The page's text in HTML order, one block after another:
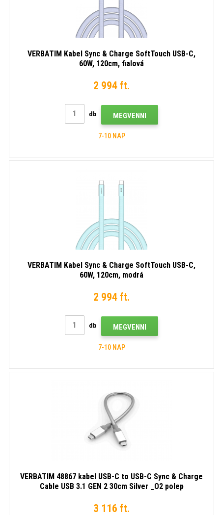
VERBATIM Kabel Sync & Charge SoftTouch USB-C,
60W, 120cm, fialová
2 994 ft.
db MEGVENNI
7-10 NAP
VERBATIM Kabel Sync & Charge SoftTouch USB-C,
60W, 120cm, modrá
2 994 ft.
db MEGVENNI
7-10 NAP
VERBATIM 48867 kabel USB-C to USB-C Sync & Charge
Cable USB 3.1 GEN 2 30cm Silver _O2 polep
3 116 ft.